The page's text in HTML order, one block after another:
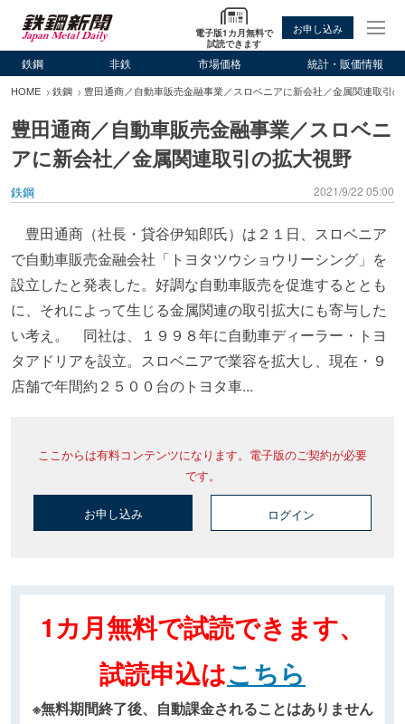
電子版1カ月無料で
試読できます
お申し込み
鉄鋼 非鉄 市場価格 統計・販価情報
HOME 鉄鋼 豊田通商／自動車販売金融事業／スロベニアに新会社／金属関連取引
豊田通商／自動車販売金融事業／スロベニ
アに新会社／金属関連取引の拡大視野
鉄鋼 2021/9/22 05:00
豊田通商（社長・貸谷伊知郎氏）は２１日、スロベニア
で自動車販売金融会社「トヨタツウショウリーシング」を
設立したと発表した。好調な自動車販売を促進するととも
に、それによって生じる金属関連の取引拡大にも寄与した
い考え。 同社は、１９９８年に自動車ディーラー・トヨ
タアドリアを設立。スロベニアで業容を拡大し、現在・９
店舗で年間約２５００台のトヨタ車...
ここからは有料コンテンツになります。電子版のご契約が必要
です。
お申し込み ログイン
1カ月無料で試読できます、
試読申込はこちら
※無料期間終了後、自動課金されることはありません